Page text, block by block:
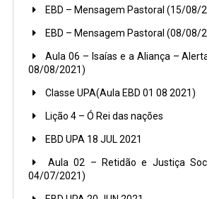
EBD – Mensagem Pastoral (15/08/
EBD – Mensagem Pastoral (08/08/
Aula 06 – Isaías e a Aliança –
08/08/2021)
Classe UPA(Aula EBD 01 08 2021)
Lição 4 – Ó Rei das nações
EBD UPA 18 JUL 2021
Aula 02 – Retidão e Justiça
04/07/2021)